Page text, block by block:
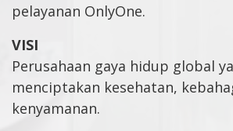
pelayanan OnlyOne.
VISI
Perusahaan gaya hidup global
menciptakan kesehatan,
kenyamanan.